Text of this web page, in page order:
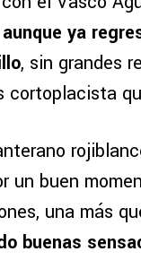
ya
, sin grandes
un buen
una más
buenas